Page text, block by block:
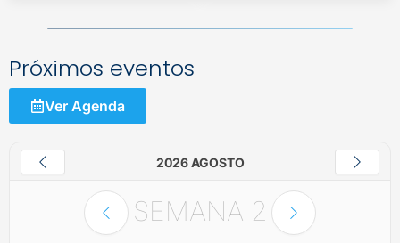
Próximos eventos
Ver Agenda
2026 AGOSTO
SEMANA 2